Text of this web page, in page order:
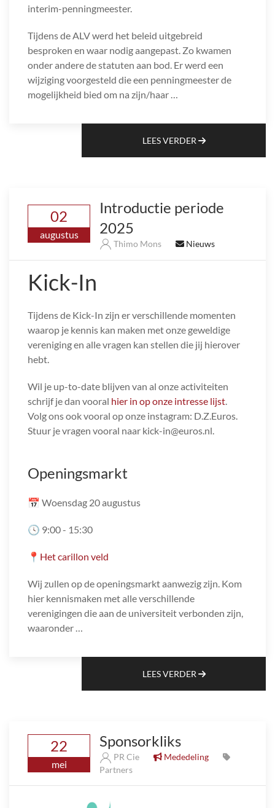
interim-penningmeester.
Tijdens de ALV werd het beleid uitgebreid
besproken en waar nodig aangepast. Zo kwamen
onder andere de statuten aan bod. Er werd een
wijziging voorgesteld die een penningmeester de
mogelijkheid bied om na zijn/haar …
LEES VERDER
02
augustus
Introductie periode
2025
Thimo Mons Nieuws
Kick-In
Tijdens de Kick-In zijn er verschillende momenten
waarop je kennis kan maken met onze geweldige
vereniging en alle vragen kan stellen die jij hierover
hebt.
Wil je up-to-date blijven van al onze activiteiten
schrijf je dan vooral hier in op onze intresse lijst.
Volg ons ook vooral op onze instagram: D.Z.Euros.
Stuur je vragen vooral naar kick-in@euros.nl.
Openingsmarkt
📅 Woensdag 20 augustus
🕓 9:00 - 15:30
📍 Het carillon veld
Wij zullen op de openingsmarkt aanwezig zijn. Kom
hier kennismaken met alle verschillende
verenigingen die aan de universiteit verbonden zijn,
waaronder …
LEES VERDER
22
mei
Sponsorkliks
PR Cie
Mededeling
Partners